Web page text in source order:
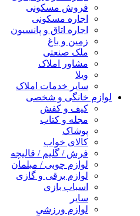
فروش مسکونی
اجاره مسکونی
اجاره اتاق و پانسیون
زمین و باغ
ملک صنعتی
مشاور املاک
ویلا
سایر خدمات املاک
لوازم خانگی و شخصی
کیف و کفش
مجله و کتاب
پوشاک
کالای خواب
فرش / گلیم / قالیچه
لوازم چوبی / مبلمان
لوازم برقی و گازی
اسباب بازی
سایر
لوازم ورزشی